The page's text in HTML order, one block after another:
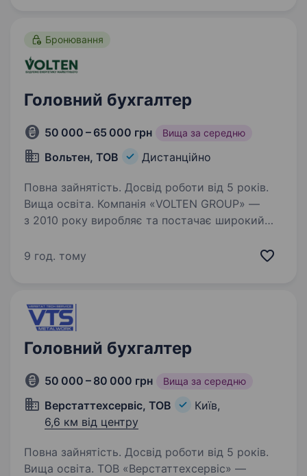
Бронювання
Головний бухгалтер
50 000 – 65 000 грн Вища за середню
Вольтен, ТОВ Дистанційно
Повна зайнятість. Досвід роботи від 5 років.
Вища освіта. Компанія «VOLTEN GROUP» —
з 2010 року виробляє та постачає широкий
для ліній електропередач та підстанцій. Ми є
9 год. тому
Головний бухгалтер
50 000 – 80 000 грн Вища за середню
Верстаттехсервiс, ТОВ
Київ,
6,6 км від центру
Повна зайнятість. Досвід роботи від 5 років.
Вища освіта. ТОВ «Верстаттехсервіс» —